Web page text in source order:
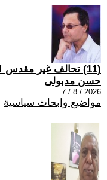
(11) تحالف غير مقدس !؟
حسن مدبولى
2026 / 8 / 7
مواضيع وابحاث سياسية